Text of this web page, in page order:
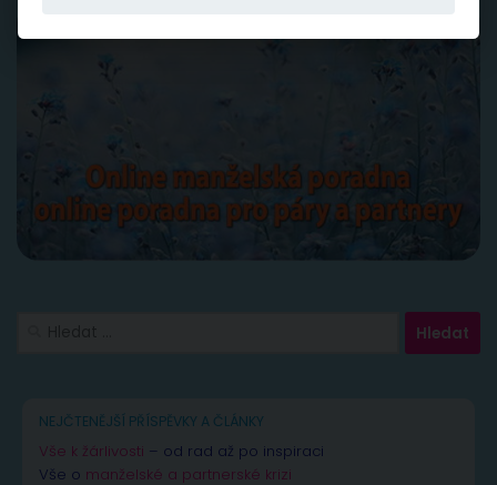
NEJČTENĚJŠÍ PŘÍSPĚVKY A ČLÁNKY
Vše k žárlivosti – od rad až po inspiraci
Vše o manželské a partnerské krizi